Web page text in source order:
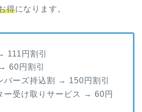
得になります。
111円割引
60円割引
バーズ持込割 → 150円割引
ー受け取りサービス → 60円